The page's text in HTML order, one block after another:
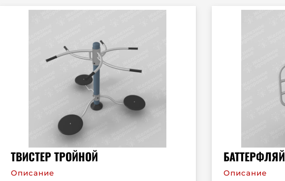
ТВИСТЕР ТРОЙНОЙ
Описание
БАТТЕРФЛЯЙ
Описание